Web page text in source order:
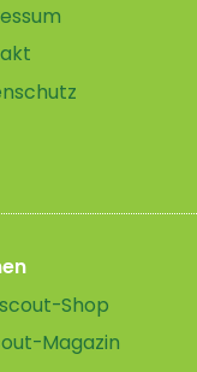
Shop
Magazin